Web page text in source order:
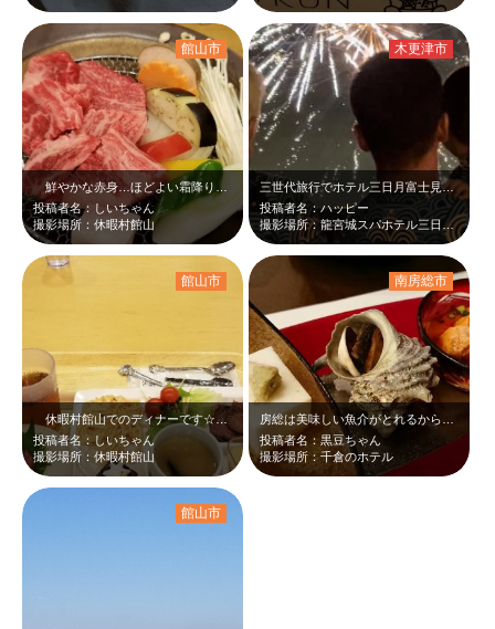
投稿者名：しいちゃん
撮影場所：休暇村館山
館山市
三世代旅行でホテル三日月富士見亭を利用しました！子供から大人まで楽しめる施設で…
投稿者名：ハッピー
撮影場所：龍宮城スパホテル三日月富士見亭
木更津市
休暇村館山でのディナーです☆鮑、伊勢えび、かずさ和牛など、海の幸と千葉県自慢…
投稿者名：しいちゃん
撮影場所：休暇村館山
館山市
投稿者名：黒豆ちゃん
撮影場所：千倉のホテル
南房総市
館山市